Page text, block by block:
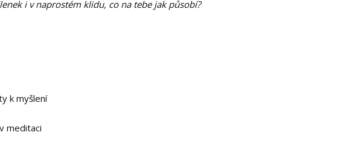
i v naprostém klidu, co na tebe jak působí?
k myšlení
meditaci